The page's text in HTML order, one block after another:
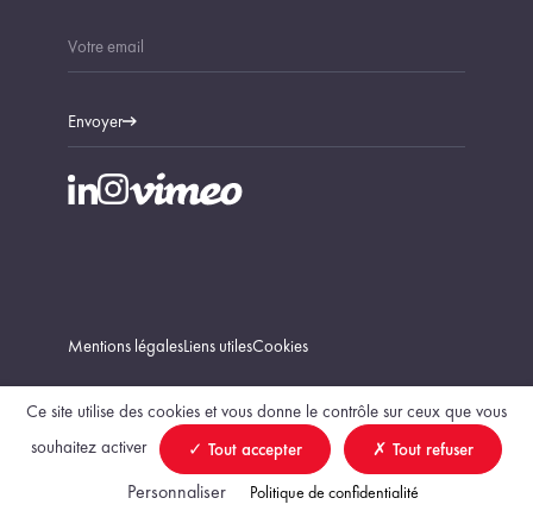
Trouver un géomètre-expert
Envoyer
Mentions légalesLiens utilesCookies
Ce site utilise des cookies et vous donne le contrôle sur ceux que vous
souhaitez activer
Tout accepter Tout refuser
Personnaliser Politique de confidentialité